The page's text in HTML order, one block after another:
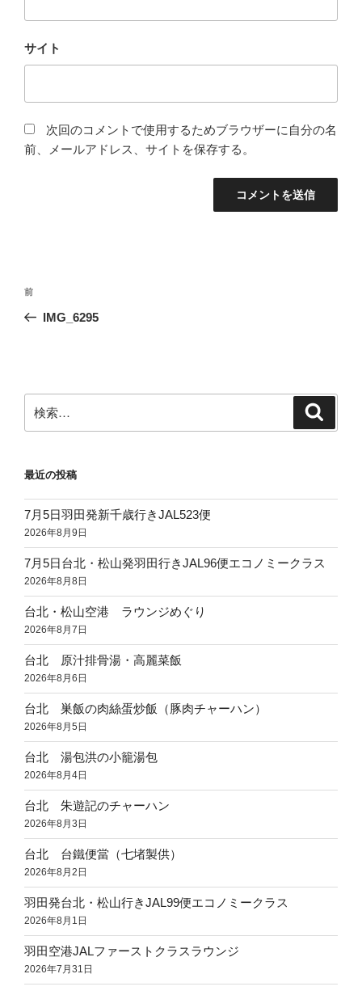
サイト
次回のコメントで使用するためブラウザーに自分の名
前、メールアドレス、サイトを保存する。
投
ナ
ー
シ
前
の
前
IMG_6295
索:
最近の投稿
7月5日羽田発新千歳行きJAL523便
2026年8月9日
7月5日台北・松山発羽田行きJAL96便エコノミークラス
2026年8月8日
台北・松山空港 ラウンジめぐり
2026年8月7日
台北 原汁排骨湯・高麗菜飯
2026年8月6日
台北 巣飯の肉絲蛋炒飯（豚肉チャーハン）
2026年8月5日
台北 湯包洪の小籠湯包
2026年8月4日
台北 朱遊記のチャーハン
2026年8月3日
台北 台鐵便當（七堵製供）
2026年8月2日
羽田発台北・松山行きJAL99便エコノミークラス
2026年8月1日
羽田空港JALファーストクラスラウンジ
2026年7月31日